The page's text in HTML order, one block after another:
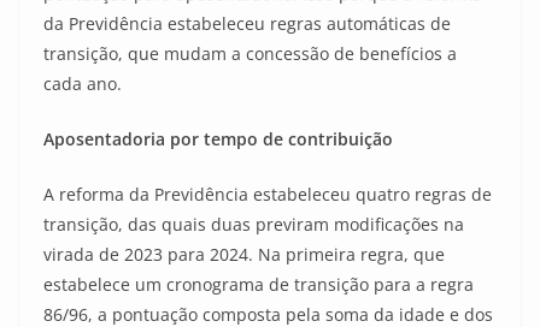
da Previdência estabeleceu regras automáticas de
transição, que mudam a concessão de benefícios a
cada ano.
Aposentadoria por tempo de contribuição
A reforma da Previdência estabeleceu quatro regras de
transição, das quais duas previram modificações na
virada de 2023 para 2024. Na primeira regra, que
estabelece um cronograma de transição para a regra
86/96, a pontuação composta pela soma da idade e dos